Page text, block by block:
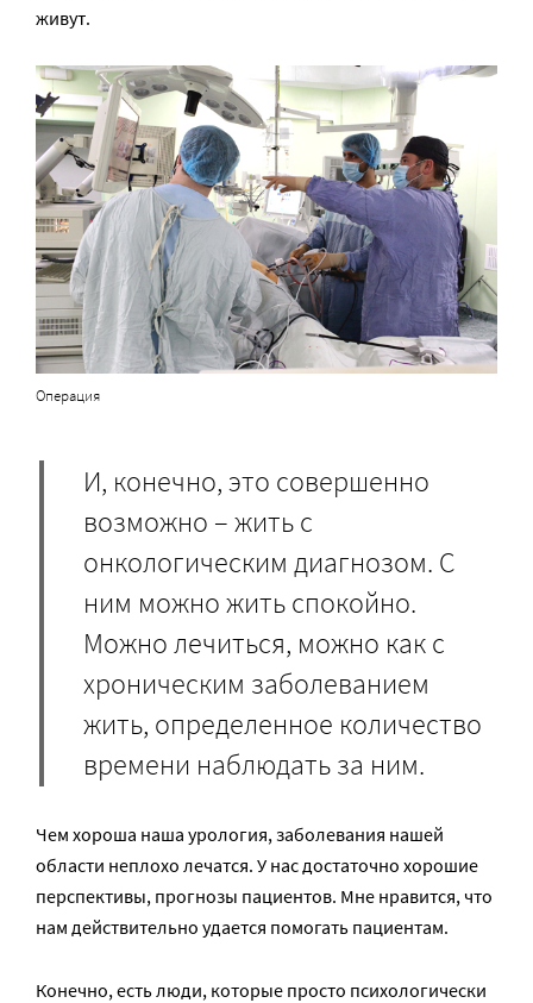
живут.
Операция
И, конечно, это совершенно
возможно – жить с
онкологическим диагнозом. С
ним можно жить спокойно.
Можно лечиться, можно как с
хроническим заболеванием
жить, определенное количество
времени наблюдать за ним.
Чем хороша наша урология, заболевания нашей
области неплохо лечатся. У нас достаточно хорошие
перспективы, прогнозы пациентов. Мне нравится, что
нам действительно удается помогать пациентам.
Конечно, есть люди, которые просто психологически